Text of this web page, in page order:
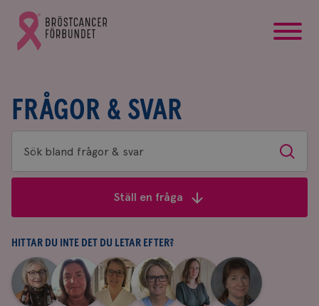
Gå
till
Bröstcancerförbundets
FRÅGOR & SVAR
Sök
bland
&
svar
Sök
Ställ en fråga
HITTAR DU INTE DET DU LETAR EFTER?
Aina
Johnsson
|
Anne
Andersson
Fredrika
Killander
|
Jeanette
Bäcklund
|
Maria
Edegran
|
Yvette
Andersson